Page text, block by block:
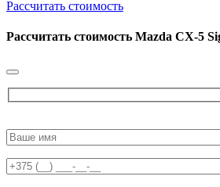
Рассчитать стоимость
Рассчитать стоимость Mazda CX-5
leave
field
empty.